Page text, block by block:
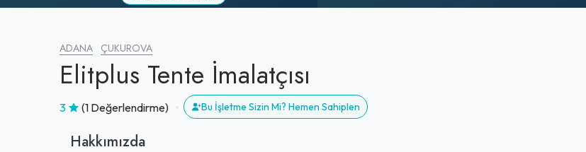
ADANA ÇUKUROVA
Elitplus Tente İmalatçısı
3 (1 Değerlendirme) Bu İşletme Sizin Mi? Hemen Sahiplen
Hakkımızda